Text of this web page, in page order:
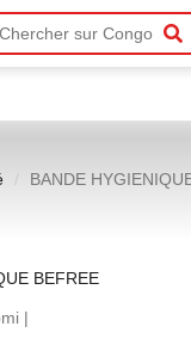
BANDE
BEFREE
|